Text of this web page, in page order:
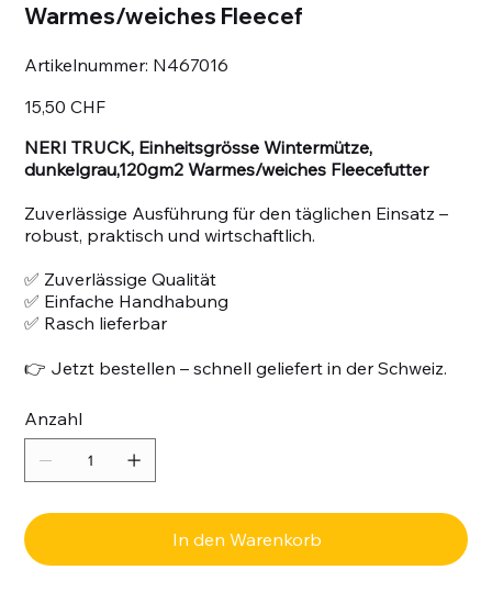
Warmes/weiches Fleecef
Artikelnummer: Artikelnummer:
N467016
N467016
15,50 CHF
NERI TRUCK, Einheitsgrösse Wintermütze,
dunkelgrau,120gm2 Warmes/weiches Fleecefutter
Zuverlässige Ausführung für den täglichen Einsatz –
robust, praktisch und wirtschaftlich.
✅ Zuverlässige Qualität
✅ Einfache Handhabung
✅ Rasch lieferbar
👉 Jetzt bestellen – schnell geliefert in der Schweiz.
Anzahl
In den Warenkorb